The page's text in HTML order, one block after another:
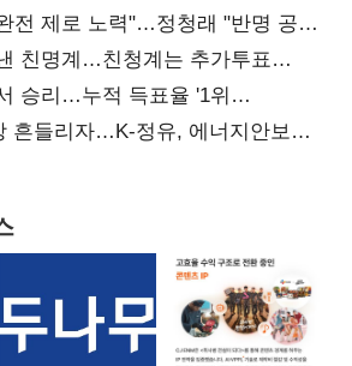
전 제로 노력"…정청래 "반명 공세
친명계…친청계는 추가투표
승리…누적 득표율 '1위
흔들리자…K-정유, 에너지안보